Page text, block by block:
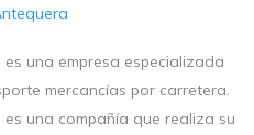
una empresa especializada
mercancías por carretera.
una compañía que realiza su